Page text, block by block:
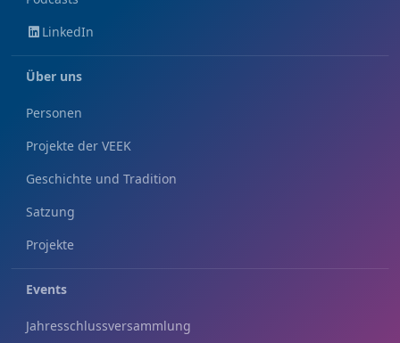
LinkedIn
Über uns
Personen
Projekte der VEEK
Geschichte und Tradition
Satzung
Projekte
Events
Jahresschlussversammlung